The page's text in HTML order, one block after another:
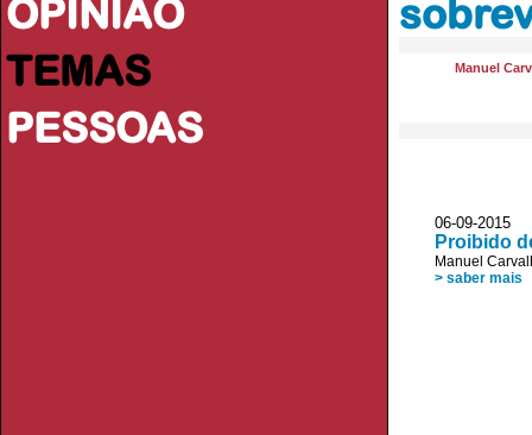
OPINIÃO
TEMAS
PESSOAS
Manuel
06-09-2015
Proibido
Manuel
> saber mais